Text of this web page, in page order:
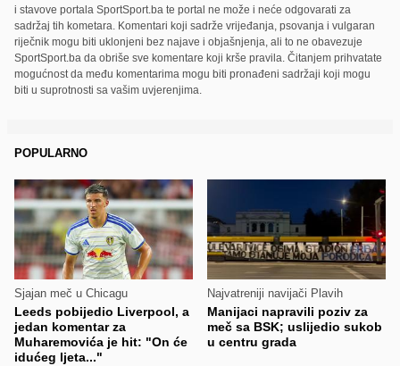
i stavove portala SportSport.ba te portal ne može i neće odgovarati za
sadržaj tih kometara. Komentari koji sadrže vrijeđanja, psovanja i vulgaran
riječnik mogu biti uklonjeni bez najave i objašnjenja, ali to ne obavezuje
SportSport.ba da obriše sve komentare koji krše pravila. Čitanjem prihvatate
mogućnost da među komentarima mogu biti pronađeni sadržaji koji mogu
biti u suprotnosti sa vašim uvjerenjima.
POPULARNO
Sjajan meč u Chicagu
Leeds pobijedio Liverpool, a
jedan komentar za
Muharemovića je hit: "On će
idućeg ljeta..."
Najvatreniji navijači Plavih
Manijaci napravili poziv za
meč sa BSK; uslijedio sukob
u centru grada